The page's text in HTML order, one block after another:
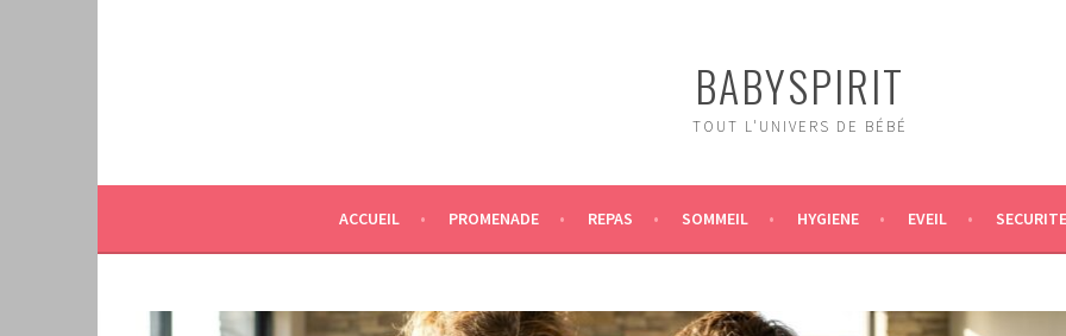
BABYSPIRIT
TOUT L'UNIVERS DE BÉBÉ
ACCUEIL PROMENADE REPAS SOMMEIL HYGIENE EVEIL SECURITE